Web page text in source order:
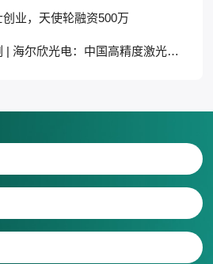
创业，天使轮融资500万
企业案例 | 海尔欣光电：中国高精度激光气体检测设备供应商